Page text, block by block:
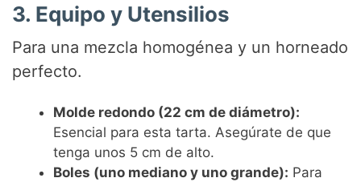
3. Equipo y Utensilios
Para una mezcla homogénea y un horneado
perfecto.
Molde redondo (22 cm de diámetro):
Esencial para esta tarta. Asegúrate de que
tenga unos 5 cm de alto.
Boles (uno mediano y uno grande): Para